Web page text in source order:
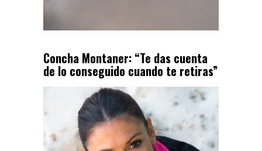
Concha Montaner: “Te das cuenta
de lo conseguido cuando te retiras”